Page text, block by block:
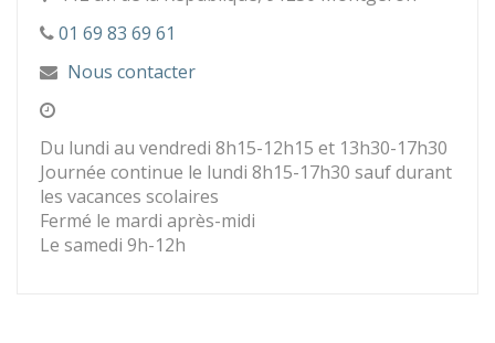
01 69 83 69 61
Nous contacter
Du lundi au vendredi 8h15-12h15 et 13h30-17h30
Journée continue le lundi 8h15-17h30 sauf durant
les vacances scolaires
Fermé le mardi après-midi
Le samedi 9h-12h